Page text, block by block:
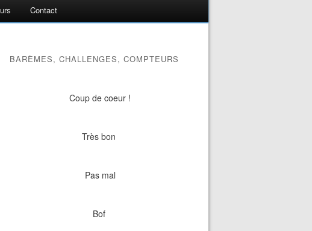
Contact
BARÈMES, CHALLENGES, COMPTEURS
Coup de coeur !
Très bon
Pas mal
Bof